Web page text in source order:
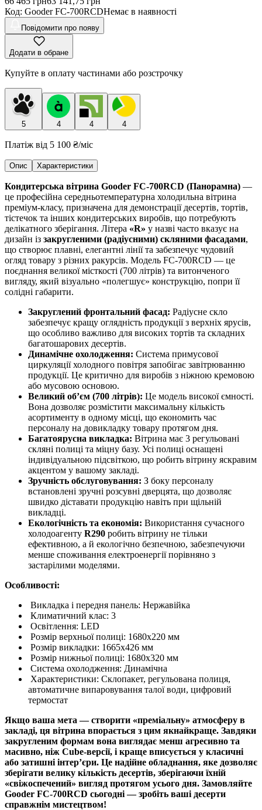
Код: Gooder FC-700RCDНемає в наявності
Повідомити про появу
Додати в обране
Купуйте в оплату частинами або розстрочку
5 4 4 4
Платіж від 5 100 ₴/міс
Опис Характеристики
Кондитерська вітрина Gooder FC-700RCD (Панорамна) —
це професійна середньотемпературна холодильна вітрина
преміум-класу, призначена для демонстрації десертів, тортів,
тістечок та інших кондитерських виробів, що потребують
делікатного зберігання. Літера «R» у назві часто вказує на
дизайн із закругленими (радіусними) скляними фасадами,
що створює плавні, елегантні лінії та забезпечує чудовий
огляд товару з різних ракурсів. Модель FC-700RCD — це
поєднання великої місткості (700 літрів) та витонченого
вигляду, який візуально «полегшує» конструкцію, попри її
солідні габарити.
Закруглений фронтальний фасад: Радіусне скло
забезпечує кращу оглядність продукції з верхніх ярусів,
що особливо важливо для високих тортів та складних
багатошарових десертів.
Динамічне охолодження: Система примусової
циркуляції холодного повітря запобігає завітрюванню
продукції. Це критично для виробів з ніжною кремовою
або мусовою основою.
Великий об’єм (700 літрів): Це модель високої ємності.
Вона дозволяє розмістити максимальну кількість
асортименту в одному місці, що економить час
персоналу на довикладку товару протягом дня.
Багатоярусна викладка: Вітрина має 3 регульовані
скляні полиці та міцну базу. Усі полиці оснащені
індивідуальною підсвіткою, що робить вітрину яскравим
акцентом у вашому закладі.
Зручність обслуговування: З боку персоналу
встановлені зручні розсувні дверцята, що дозволяє
швидко діставати продукцію навіть при щільній
викладці.
Екологічність та економія: Використання сучасного
холодоагенту R290 робить вітрину не тільки
ефективною, а й екологічно безпечною, забезпечуючи
менше споживання електроенергії порівняно з
застарілими моделями.
Особливості:
Викладка і передня панель: Нержавійка
Климатичний клас: 3
Освітлення: LED
Розмір верхньої полиці: 1680х220 мм
Розмір викладки: 1665х426 мм
Розмір нижньої полиці: 1680х320 мм
Система охолодження: Динамічна
Характеристики: Склопакет, регульована полиця,
автоматичне випаровування талої води, цифровий
термостат
Якщо ваша мета — створити «преміальну» атмосферу в
закладі, ця вітрина впорається з цим якнайкраще. Завдяки
закругленим формам вона виглядає менш агресивно та
масивно, ніж Cube-версії, і краще вписується у класичні
або затишні інтер’єри. Це надійне обладнання, яке дозволяє
зберігати велику кількість десертів, зберігаючи їхній
«свіжоспечений» вигляд протягом усього дня. Замовляйте
Gooder FC-700RCD сьогодні — зробіть ваші десерти
справжнім мистецтвом!